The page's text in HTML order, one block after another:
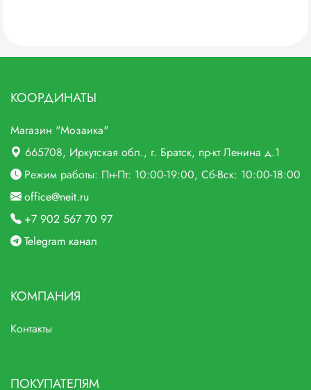
КООРДИНАТЫ
Магазин "Мозаика"
665708, Иркутская обл., г. Братск, пр-кт Ленина д.1
Режим работы: Пн-Пт: 10:00-19:00, Сб-Вск: 10:00-18:00
office@neit.ru
+7 902 567 70 97
Telegram канал
КОМПАНИЯ
Контакты
ПОКУПАТЕЛЯМ